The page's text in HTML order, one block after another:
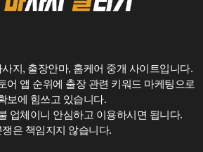
지, 출장안마, 홈케어 중개 사이트입니다.
어 앱 순위에 출장 관련 키워드 마케팅으로
보에 힘쓰고 있습니다.
업체이니 안심하고 이용하시면 됩니다.
은 책임지지 않습니다.